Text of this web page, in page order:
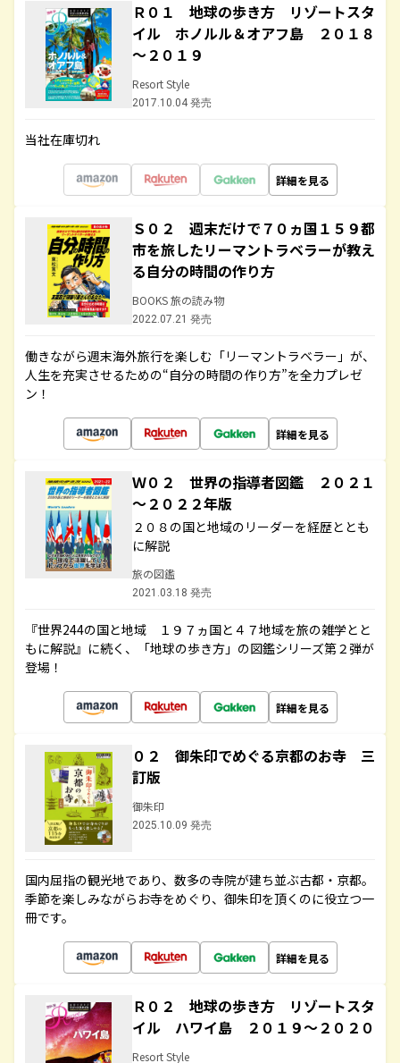
Ｒ０１ 地球の歩き方 リゾートスタ
イル ホノルル＆オアフ島 ２０１８
～２０１９
Resort Style
2017.10.04 発売
当社在庫切れ
詳細を見る
Ｓ０２ 週末だけで７０ヵ国１５９都
市を旅したリーマントラベラーが教え
る自分の時間の作り方
BOOKS 旅の読み物
2022.07.21 発売
働きながら週末海外旅行を楽しむ「リーマントラベラー」が、
人生を充実させるための“自分の時間の作り方”を全力プレゼ
ン！
詳細を見る
Ｗ０２ 世界の指導者図鑑 ２０２１
～２０２２年版
２０８の国と地域のリーダーを経歴ととも
に解説
旅の図鑑
2021.03.18 発売
『世界244の国と地域 １９７ヵ国と４７地域を旅の雑学とと
もに解説』に続く、「地球の歩き方」の図鑑シリーズ第２弾が
登場！
詳細を見る
０２ 御朱印でめぐる京都のお寺 三
訂版
御朱印
2025.10.09 発売
国内屈指の観光地であり、数多の寺院が建ち並ぶ古都・京都。
季節を楽しみながらお寺をめぐり、御朱印を頂くのに役立つ一
冊です。
詳細を見る
Ｒ０２ 地球の歩き方 リゾートスタ
イル ハワイ島 ２０１９～２０２０
Resort Style